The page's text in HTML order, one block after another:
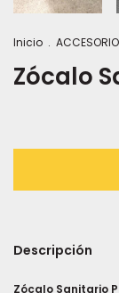
Inicio .
Zócalo
Descripción
Zócalo Sanitario